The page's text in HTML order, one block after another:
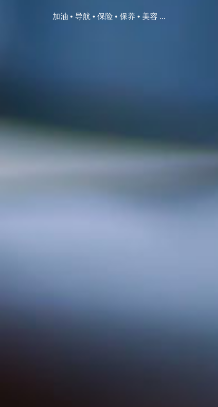
加油 • 导航 • 保险 • 保养 • 美容 ...